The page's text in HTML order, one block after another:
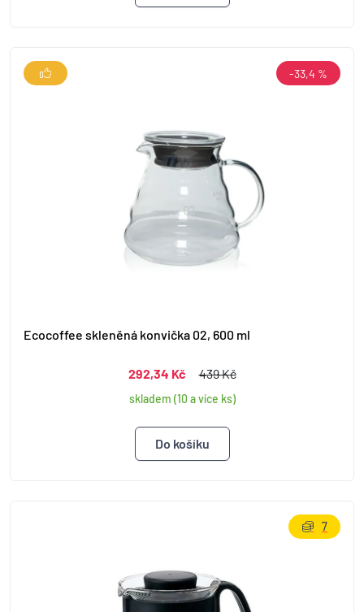
Ecocoffee skleněná konvička 02, 600 ml
292,34 Kč 439 Kč
skladem (10 a více ks)
-33,4 %
7